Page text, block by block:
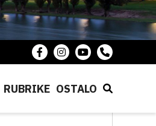
RUBRIKE OSTALO